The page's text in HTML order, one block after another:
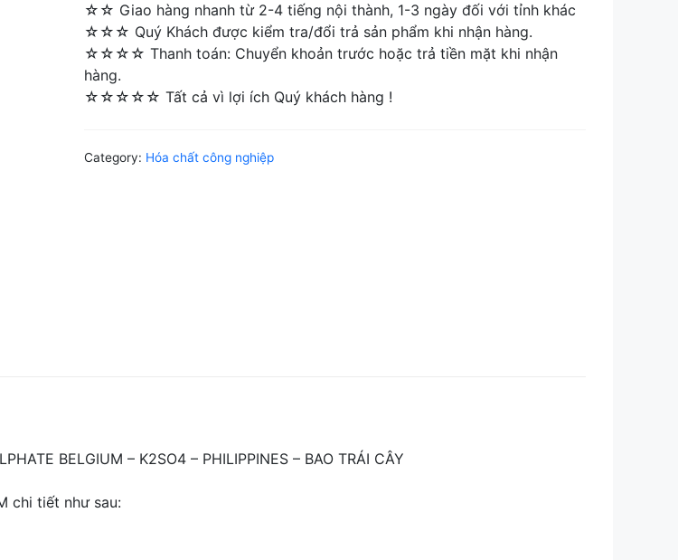
☆☆ Giao hàng nhanh từ 2-4 tiếng nội thành, 1-3 ngày đối với tỉnh khác
☆☆☆ Quý Khách được kiểm tra/đổi trả sản phẩm khi nhận hàng.
☆☆☆☆ Thanh toán: Chuyển khoản trước hoặc trả tiền mặt khi nhận
hàng.
☆☆☆☆☆ Tất cả vì lợi ích Quý khách hàng !
Category: Hóa chất công nghiệp
BELGIUM – K2SO4 – PHILIPPINES – BAO TRÁI CÂY
chi tiết như sau: